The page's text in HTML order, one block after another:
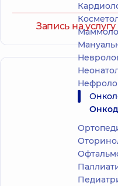
Запись на услугу